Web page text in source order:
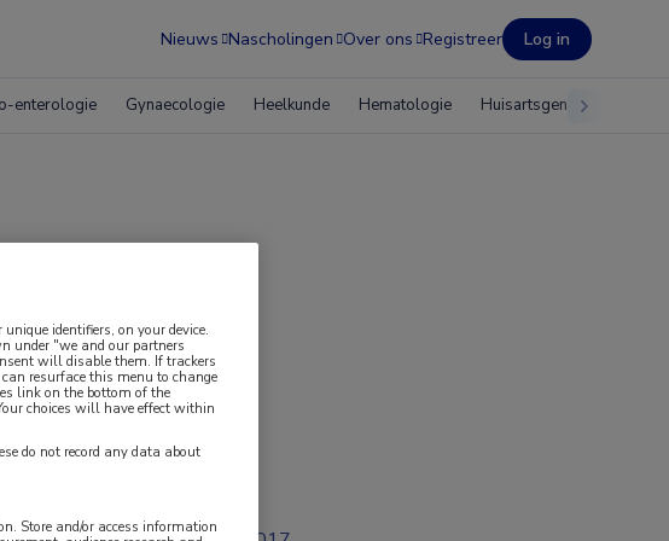
Nieuws Nascholingen Over ons Registreer Log in
enterologie Gynaecologie Heelkunde Hematologie Huisartsgeneeskunde
na
identifiers, on your device.
under "we and our partners
will disable them. If trackers
resurface this menu to change
link on the bottom of the
choices will have effect within
do not record any data about
Store and/or access information